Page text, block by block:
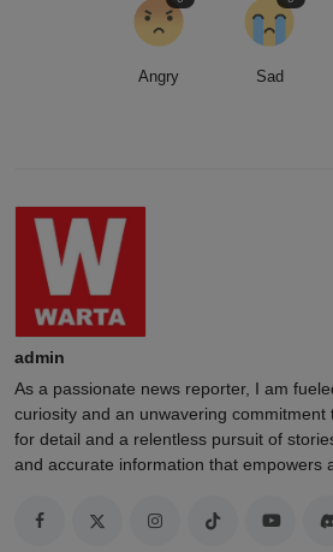
Angry Sad
admin
As a passionate news reporter, I am
curiosity and an unwavering commitment
for detail and a relentless pursuit of
and accurate information that empowers